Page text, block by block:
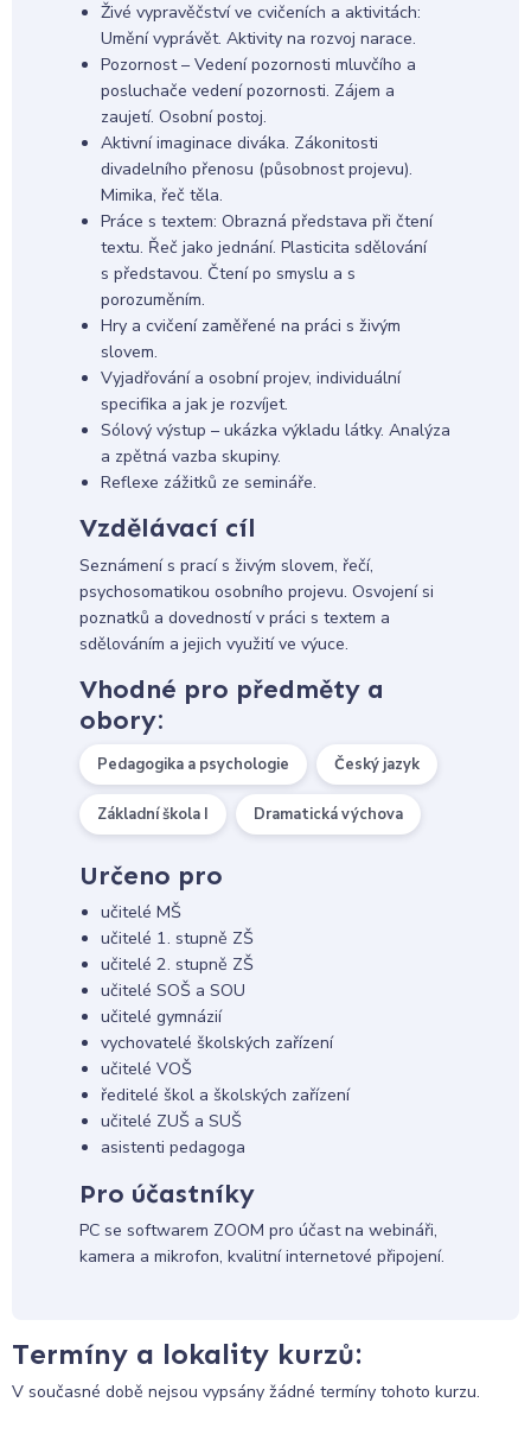
Živé vypravěčství ve cvičeních a aktivitách:
Umění vyprávět. Aktivity na rozvoj narace.
Pozornost – Vedení pozornosti mluvčího a
posluchače vedení pozornosti. Zájem a
zaujetí. Osobní postoj.
Aktivní imaginace diváka. Zákonitosti
divadelního přenosu (působnost projevu).
Mimika, řeč těla.
Práce s textem: Obrazná představa při čtení
textu. Řeč jako jednání. Plasticita sdělování
s představou. Čtení po smyslu a s
porozuměním.
Hry a cvičení zaměřené na práci s živým
slovem.
Vyjadřování a osobní projev, individuální
specifika a jak je rozvíjet.
Sólový výstup – ukázka výkladu látky. Analýza
a zpětná vazba skupiny.
Reflexe zážitků ze semináře.
Vzdělávací cíl
Seznámení s prací s živým slovem, řečí,
psychosomatikou osobního projevu. Osvojení si
poznatků a dovedností v práci s textem a
sdělováním a jejich využití ve výuce.
Vhodné pro předměty a
obory:
Pedagogika a psychologie Český jazyk
Základní škola I Dramatická výchova
Určeno pro
učitelé MŠ
učitelé 1. stupně ZŠ
učitelé 2. stupně ZŠ
učitelé SOŠ a SOU
učitelé gymnázií
vychovatelé školských zařízení
učitelé VOŠ
ředitelé škol a školských zařízení
učitelé ZUŠ a SUŠ
asistenti pedagoga
Pro účastníky
PC se softwarem ZOOM pro účast na webináři,
kamera a mikrofon, kvalitní internetové připojení.
Termíny a lokality kurzů:
V současné době nejsou vypsány žádné termíny tohoto kurzu.